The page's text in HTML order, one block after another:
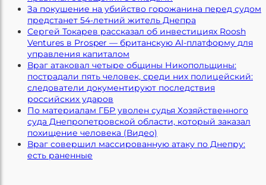
За покушение на убийство горожанина перед судом
предстанет 54-летний житель Днепра
Сергей Токарев рассказал об инвестициях Roosh
Ventures в Prosper — британскую AI-платформу для
управления капиталом
Враг атаковал четыре общины Никопольщины:
пострадали пять человек, среди них полицейский:
следователи документируют последствия
российских ударов
По материалам ГБР уволен судья Хозяйственного
суда Днепропетровской области, который заказал
похищение человека (Видео)
Враг совершил массированную атаку по Днепру:
есть раненные